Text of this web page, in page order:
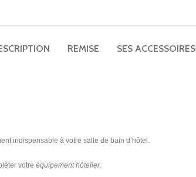
bar noir thermoélectrique porte vitrée 30L
REMISE SES ACCESSOIRES
indispensable à votre salle de bain d’hôtel.
votre équipement hôtelier.